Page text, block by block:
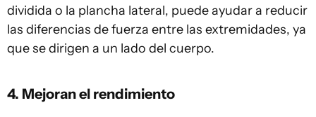
dividida o la plancha lateral, puede ayudar a reducir
las diferencias de fuerza entre las extremidades, ya
que se dirigen a un lado del cuerpo.
4. Mejoran el rendimiento